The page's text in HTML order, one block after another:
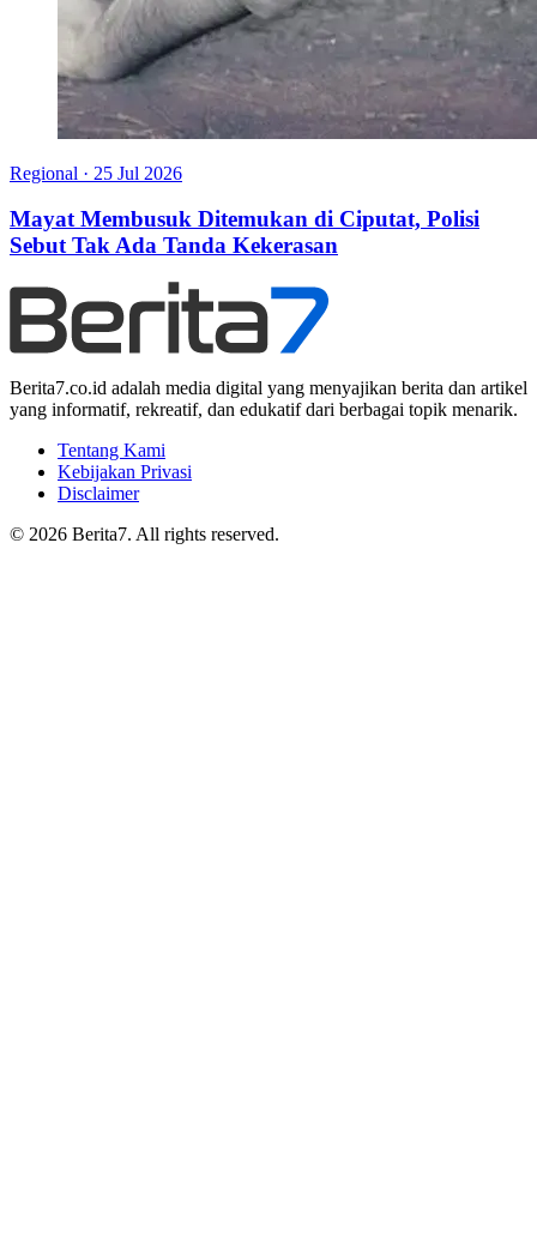
Regional · 25 Jul 2026
Mayat Membusuk Ditemukan di Ciputat, Polisi
Sebut Tak Ada Tanda Kekerasan
Berita7.co.id adalah media digital yang menyajikan berita dan artikel
yang informatif, rekreatif, dan edukatif dari berbagai topik menarik.
Tentang Kami
Kebijakan Privasi
Disclaimer
© 2026 Berita7. All rights reserved.